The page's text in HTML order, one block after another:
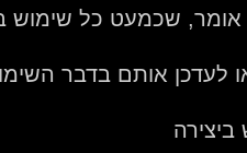
אומר, שכמעט כל
לעדכן אותם בדבר
ביצירה